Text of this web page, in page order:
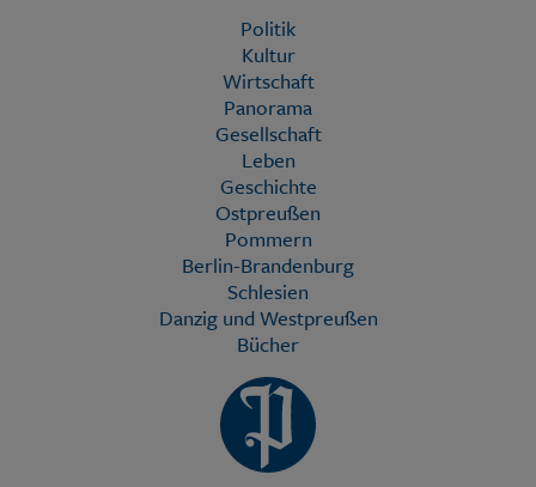
Politik
Kultur
Wirtschaft
Panorama
Gesellschaft
Leben
Geschichte
Ostpreußen
Pommern
Berlin-Brandenburg
Schlesien
Danzig und Westpreußen
Bücher